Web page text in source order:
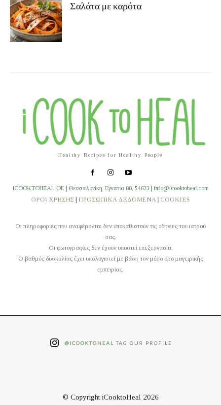
Σαλάτα με καρότα
Healthy Recipes for Healthy People
ICOOKTOHEAL OE | Θεσσαλονίκη, Εγνατία 88, 54623 | info@icooktoheal.com
ΟΡΟΙ ΧΡΗΣΗΣ | ΠΡΟΣΩΠΙΚΑ ΔΕΔΟΜΕΝΑ | COOKIES
Οι πληροφορίες που αναφέρονται δεν υποκαθιστούν τις οδηγίες του ιατρού
σας.
Οι φωτογραφίες δεν έχουν υποστεί επεξεργασία.
O βαθμός δυσκολίας έχει υπολογιστεί με βάση τον μέσο όρο μαγειρικής
εμπειρίας.
@ICOOKTOHEAL TAG OUR PROFILE
© Copyright iCooktoHeal 2026